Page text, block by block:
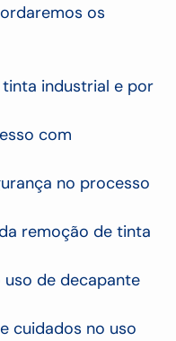
os
industrial e por
com
no processo
remoção de tinta
de decapante
cuidados no uso